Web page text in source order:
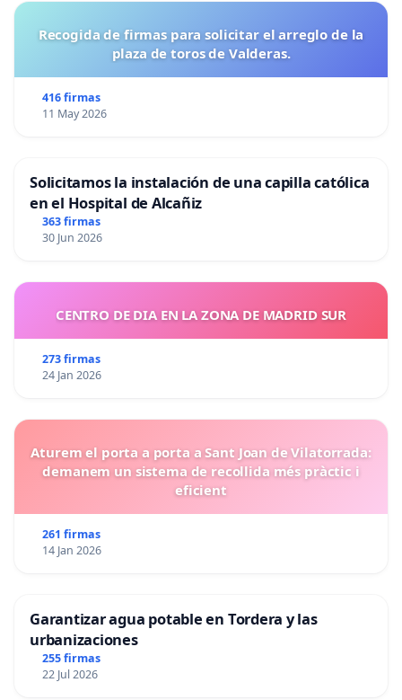
Recogida de firmas para solicitar el arreglo de la
plaza de toros de Valderas.
416 firmas
11 May 2026
Solicitamos la instalación de una capilla católica
en el Hospital de Alcañiz
363 firmas
30 Jun 2026
CENTRO DE DIA EN LA ZONA DE MADRID SUR
273 firmas
24 Jan 2026
Aturem el porta a porta a Sant Joan de Vilatorrada:
demanem un sistema de recollida més pràctic i
eficient
261 firmas
14 Jan 2026
Garantizar agua potable en Tordera y las
urbanizaciones
255 firmas
22 Jul 2026